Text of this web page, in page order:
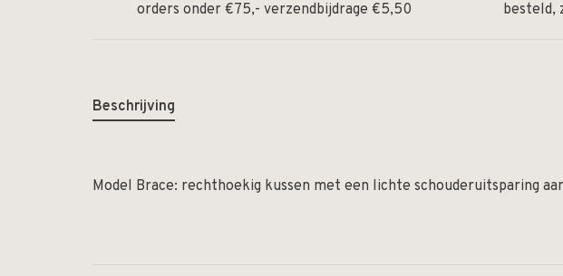
orders onder €75,- verzendbijdrage €5,50
besteld,
Beschrijving
Model Brace: rechthoekig kussen met een lichte schouderuitsparing